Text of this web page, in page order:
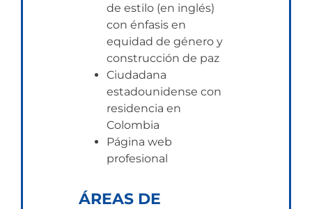
de estilo (en inglés)
con énfasis en
equidad de género y
construcción de paz
Ciudadana
estadounidense con
residencia en
Colombia
Página web
profesional
ÁREAS DE